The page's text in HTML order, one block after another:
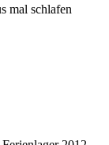
mal schlafen